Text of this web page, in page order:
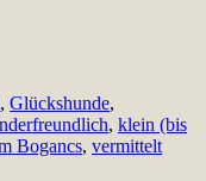
, Glückshunde,
, klein (bis
Bogancs, vermittelt